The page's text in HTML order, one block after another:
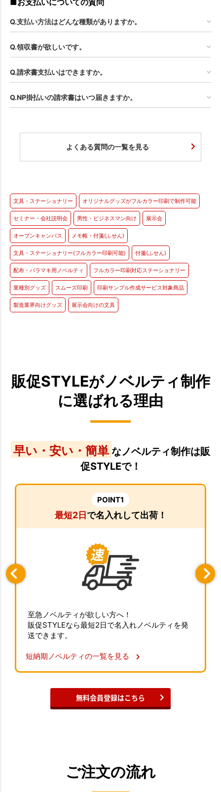
■お支払いについての質問
Q.支払い方法はどんな種類がありますか。
Q.領収書が欲しいです。
Q.請求書支払いはできますか。
Q.NP掛払いの請求書はいつ届きますか。
よくある質問の一覧を見る
文具・ステーショナリー オリジナルグッズがフルカラー印刷で制作可能
セミナー・会社説明会 男性・ビジネスマン向け 展示会
オープンキャンパス メモ帳・付箋(ふせん)
文具・ステーショナリー(フルカラー印刷可能) 付箋(ふせん)
配布・バラマキ用ノベルティ フルカラー印刷対応ステーショナリー
業種別グッズ スムーズ印刷 印刷サンプル作成サービス対象商品
製造業界向けグッズ 展示会向けの文具
販促STYLEがノベルティ制作
に選ばれる理由
早い・安い・簡単 なノベルティ制作は販
促STYLEで！
POINT1
最短2日で名入れして出荷！
至急ノベルティが欲しい方へ！
販促STYLEなら最短2日で名入れノベルティを発
送できます。
短納期ノベルティの一覧を見る
無料会員登録はこちら
ご注文の流れ